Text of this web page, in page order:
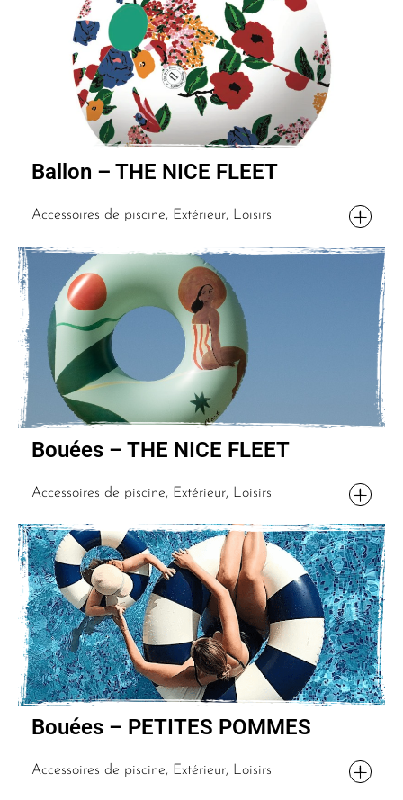
Ballon – THE NICE FLEET
Accessoires de piscine, Extérieur, Loisirs
Bouées – THE NICE FLEET
Accessoires de piscine, Extérieur, Loisirs
Bouées – PETITES POMMES
Accessoires de piscine, Extérieur, Loisirs